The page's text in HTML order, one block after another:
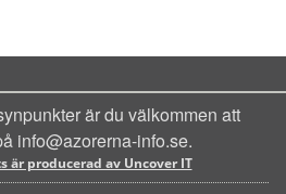
är du välkommen att
info@azorerna-info.se.
är producerad av Uncover IT